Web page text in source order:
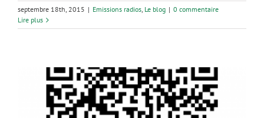
septembre 18th, 2015 | Emissions radios Le blog | 0 commentaire
Lire plus